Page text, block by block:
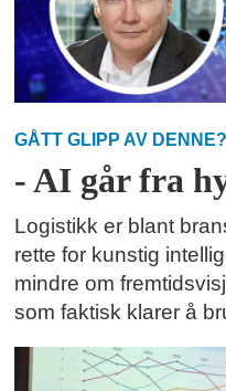
GÅTT GLIPP AV DENNE?
- AI går fra
Logistikk er blant
rette for kunstig
mindre om
som faktisk klarer å